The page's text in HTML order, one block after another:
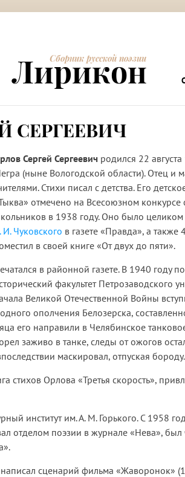
Сборник русской поэзии
Лирикон
СЕРГЕЕВИЧ
Сергей Сергеевич родился 22
(ныне Вологодской области). Отец и
Стихи писал с детства. Его
отмечено на Всесоюзном конкурсе
в 1938 году. Оно было целиком
И. Чуковского в газете «Правда», а также
в своей книге «От двух до пяти».
в районной газете. В 1940 году
факультет Петрозаводского
Великой Отечественной Войны
ополчения Белозерска,
его направили в Челябинское
заживо в танке, следы от ожогов
маскировал, отпуская бороду.
стихов Орлова «Третья скорость»,
институт им. А. М. Горького. C 1958
отделом поэзии в журнале «Нева», был
сценарий фильма «Жаворонок»